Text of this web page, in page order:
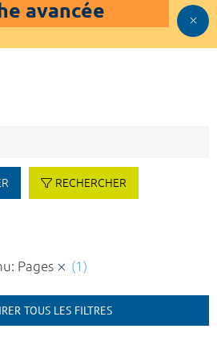
avancée
RECHERCHER
Pages (1)
TOUS LES FILTRES